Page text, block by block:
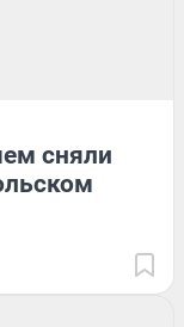
сняли